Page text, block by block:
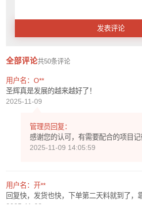
发表评论
全部评论共50条评论
用户名：O**
圣辉真是发展的越来越好了！
2025-11-09
管理员回复：
感谢您的认可，有需要配合的项目
2025-11-09 14:05:59
用户名：开**
回复快，发货也快，下单第二天料就到了，
2025-11-08